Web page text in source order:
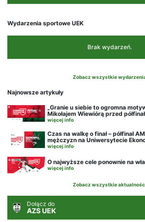
Wydarzenia sportowe UEK
Brak wydarzeń.
Zobacz wszystkie
Najnowsze artykuły
„Granie u siebie to ogromna
Mikołajem Wiewiórą przed
więcej info
Czas na walkę o finał – półfinał
mężczyzn na Uniwersytecie
więcej info
O najwyższe cele ponownie na
więcej info
Zobacz wszystkie
Dołącz do
AZS UEK